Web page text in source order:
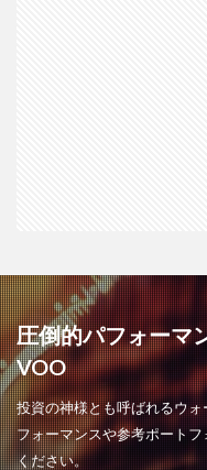
圧倒的パフォーマ
VOO
投資の神様とも呼ばれるウ
フォーマンスや参考ポート
ください。